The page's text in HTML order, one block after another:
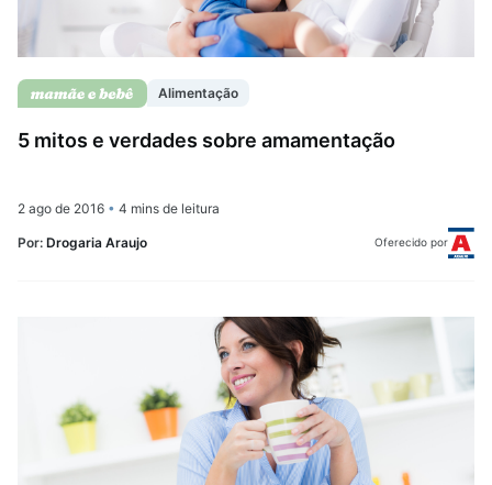
Alimentação
5 mitos e verdades sobre amamentação
2 ago de 2016 • 4 mins de leitura
Por: Drogaria Araujo Oferecido por